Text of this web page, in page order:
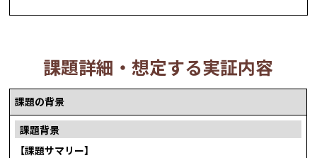
課題詳細・想定する実証内容
課題の背景
課題背景
【課題サマリー】